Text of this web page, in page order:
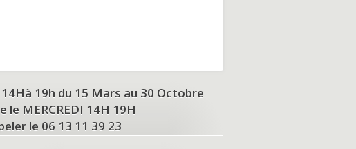
19h du 15 Mars au 30 Octobre
MERCREDI 14H 19H
le 06 13 11 39 23